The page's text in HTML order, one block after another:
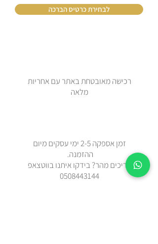
לבחירת כרטיס הברכה
רכישה מאובטחת באתר עם אחריות
מלאה
זמן אספקה 2-5 ימי עסקים מיום
ההזמנה.
צריכים מהר? בידקו איתנו בווטצאפ
0508443144